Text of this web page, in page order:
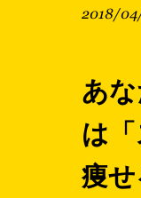
2018/
あ
は
痩